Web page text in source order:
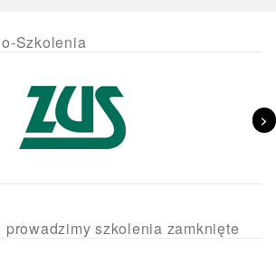
Szkolenia
>
prowadzimy szkolenia zamknięte